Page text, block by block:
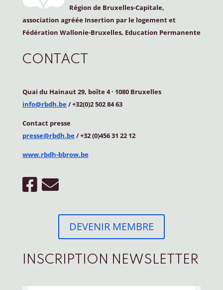
Région de Bruxelles-Capitale,
association agréée Insertion par le logement et
Fédération Wallonie-Bruxelles, Education Permanente
CONTACT
Quai du Hainaut 29, boîte 4· 1080 Bruxelles
info@rbdh.be/ +32(0)2 502 84 63
Contact presse
presse@rbdh.be/ +32 (0)456 31 22 12
www.rbdh-bbrow.be
DEVENIR MEMBRE
INSCRIPTION NEWSLETTER